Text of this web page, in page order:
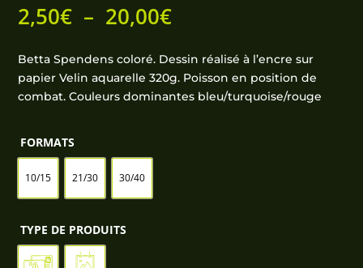
2,50€ – 20,00€Plage
prix :
2,50€
à
20,00€
Betta Spendens coloré. Dessin réalisé à l’encre sur
papier Velin aquarelle 320g. Poisson en position de
combat. Couleurs dominantes bleu/turquoise/rouge
FORMATS
10/15 21/30 30/40
TYPE DE PRODUITS